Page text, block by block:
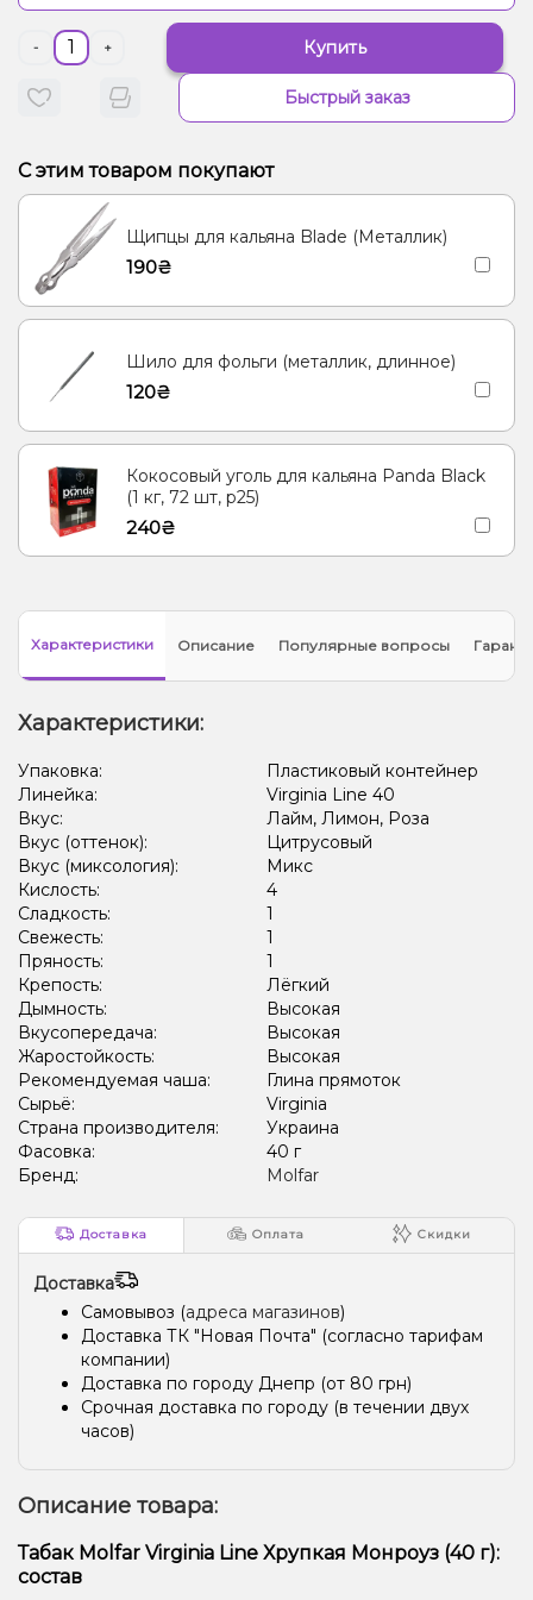
Грейпфрут, Лотос, Помело
Груша/Дюшес, Клюква, Яблоко
Кола, Пряности/Специи Апельсин, Ананас, Манго
Виноград, Жвачка (фруктовая) Малина
Апельсин, Вишня/Черешня, Клюква Груша/Дюшес Цитрусы
Вишня/Черешня Лёд/Холодок, Яблоко
Арбуз, Дыня, Лёд/Холодок Ягоды
- + Купить
Быстрый заказ
С этим товаром покупают
Щипцы для кальяна Blade (Металлик)
190₴
Шило для фольги (металлик, длинное)
120₴
Кокосовый уголь для кальяна Panda Black
(1 кг, 72 шт, р25)
240₴
Характеристики Описание Популярные вопросы
Характеристики:
Упаковка:
Пластиковый контейнер
Линейка:
Virginia Line 40
Вкус:
Лайм, Лимон, Роза
Вкус (оттенок):
Цитрусовый
Вкус (миксология):
Микс
Кислость:
4
Сладкость:
1
Свежесть:
1
Пряность:
1
Крепость:
Лёгкий
Дымность:
Высокая
Вкусопередача:
Высокая
Жаростойкость:
Высокая
Рекомендуемая чаша:
Глина прямоток
Сырьё:
Virginia
Страна производителя:
Украина
Фасовка:
40 г
Бренд:
Molfar
Доставка Оплата Скидки
Доставка
Самовывоз (адреса магазинов)
Доставка ТК "Новая Почта" (согласно тарифам
компании)
Доставка по городу Днепр (от 80 грн)
Срочная доставка по городу (в течении двух
часов)
Описание товара:
Табак Molfar Virginia Line Хрупкая Монроуз (40 г):
состав